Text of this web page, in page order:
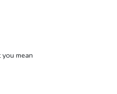
mean